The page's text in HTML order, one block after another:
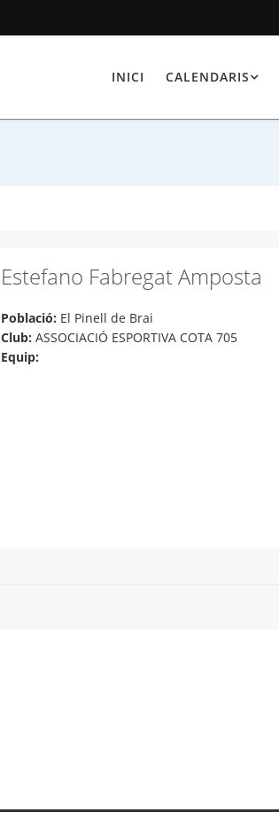
INICI CALENDARIS
Estefano Fabregat Amposta
Població: El Pinell de Brai
Club: ASSOCIACIÓ ESPORTIVA COTA 705
Equip: